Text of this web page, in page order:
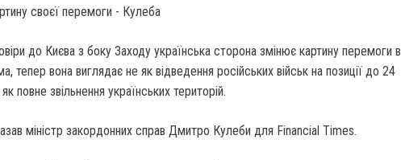
до Києва з боку Заходу українська сторона змінює картину перемоги в
тепер вона виглядає не як відведення російських військ на позиції до 24
повне звільнення українських територій.
міністр закордонних справ Дмитро Кулеби для Financial Times.